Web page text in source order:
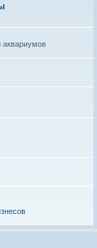
аквариумов